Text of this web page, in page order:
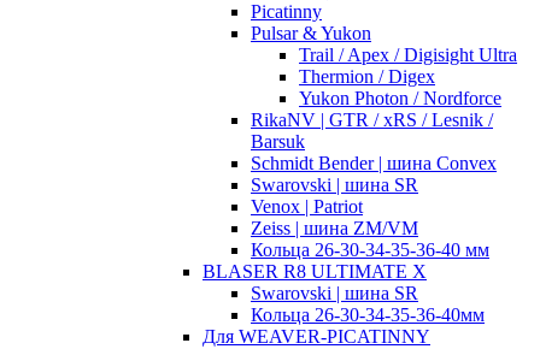
Picatinny
Pulsar & Yukon
Trail / Apex / Digisight Ultra
Thermion / Digex
Yukon Photon / Nordforce
RikaNV | GTR / xRS / Lesnik /
Barsuk
Schmidt Bender | шина Convex
Swarovski | шина SR
Venox | Patriot
Zeiss | шина ZM/VM
Кольца 26-30-34-35-36-40 мм
BLASER R8 ULTIMATE X
Swarovski | шина SR
Кольца 26-30-34-35-36-40мм
Для WEAVER-PICATINNY